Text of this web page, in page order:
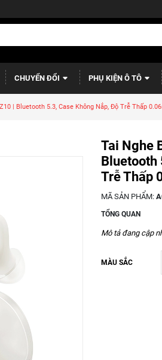
CHUYỂN ĐỔI PHỤ KIỆN Ô TÔ
| Bluetooth 5.3, Case Không Nắp, Độ Trễ Thấp
Tai Nghe
Bluetooth
Trễ Thấp
MÃ SẢN PHẨM:
TỔNG QUAN
Mô tả đang cập
MÀU SẮC